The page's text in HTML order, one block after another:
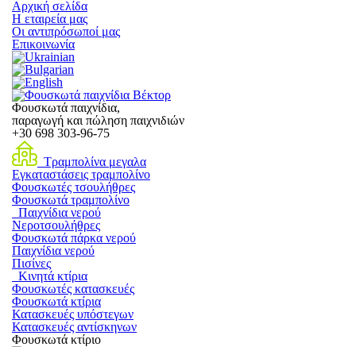
Αρχική σελίδα
Η εταιρεία μας
Οι αντιπρόσωποί μας
Επικοινωνία
Φουσκωτά παιχνίδια,
παραγωγή και πώληση παιχνιδιών
+30 698 303-96-75
Τραμπολίνα μεγαλα
Εγκαταστάσεις τραμπολίνο
Φουσκωτές τσουλήθρες
Φουσκωτά τραμπολίνο
Παιχνίδια νερού
Νεροτσουλήθρες
Φουσκωτά πάρκα νερού
Παιχνίδια νερού
Πισίνες
Κινητά κτίρια
Φουσκωτές κατασκευές
Φουσκωτά κτίρια
Κατασκευές υπόστεγων
Κατασκευές αντίσκηνων
Φουσκωτά κτίριο